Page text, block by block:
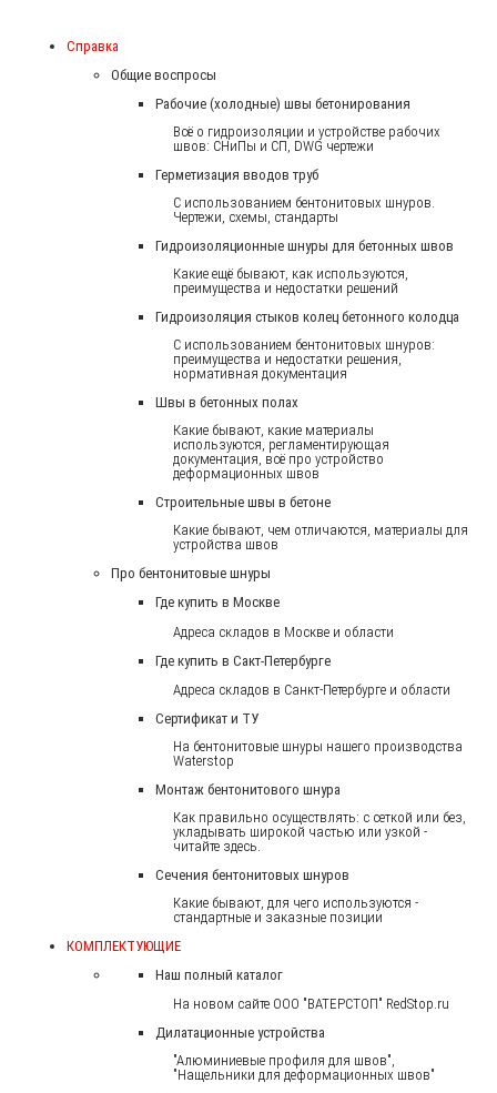
Справка
Общие воспросы
Рабочие (холодные) швы бетонирования
Всё о гидроизоляции и устройстве рабочих
швов: СНиПы и СП, DWG чертежи
Герметизация вводов труб
С использованием бентонитовых шнуров.
Чертежи, схемы, стандарты
Гидроизоляционные шнуры для бетонных швов
Какие ещё бывают, как используются,
преимущества и недостатки решений
Гидроизоляция стыков колец бетонного колодца
С использованием бентонитовых шнуров:
преимущества и недостатки решения,
нормативная документация
Швы в бетонных полах
Какие бывают, какие материалы
используются, регламентирующая
документация, всё про устройство
деформационных швов
Строительные швы в бетоне
Какие бывают, чем отличаются, материалы для
устройства швов
Про бентонитовые шнуры
Где купить в Москве
Адреса складов в Москве и области
Где купить в Сакт-Петербурге
Адреса складов в Санкт-Петербурге и области
Сертификат и ТУ
На бентонитовые шнуры нашего производства
Waterstop
Монтаж бентонитового шнура
Как правильно осуществлять: с сеткой или без,
укладывать широкой частью или узкой -
читайте здесь.
Сечения бентонитовых шнуров
Какие бывают, для чего используются -
стандартные и заказные позиции
КОМПЛЕКТУЮЩИЕ
Наш полный каталог
На новом сайте ООО "ВАТЕРСТОП" RedStop.ru
Дилатационные устройства
"Алюминиевые профиля для швов",
"Нащельники для деформационных швов"